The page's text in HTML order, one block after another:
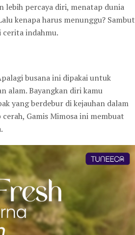
lebih percaya diri, menatap dunia
kenapa harus menunggu? Sambut
cerita indahmu.
busana ini dipakai untuk
alam. Bayangkan diri kamu
yang berdebur di kejauhan dalam
Gamis Mimosa ini membuat